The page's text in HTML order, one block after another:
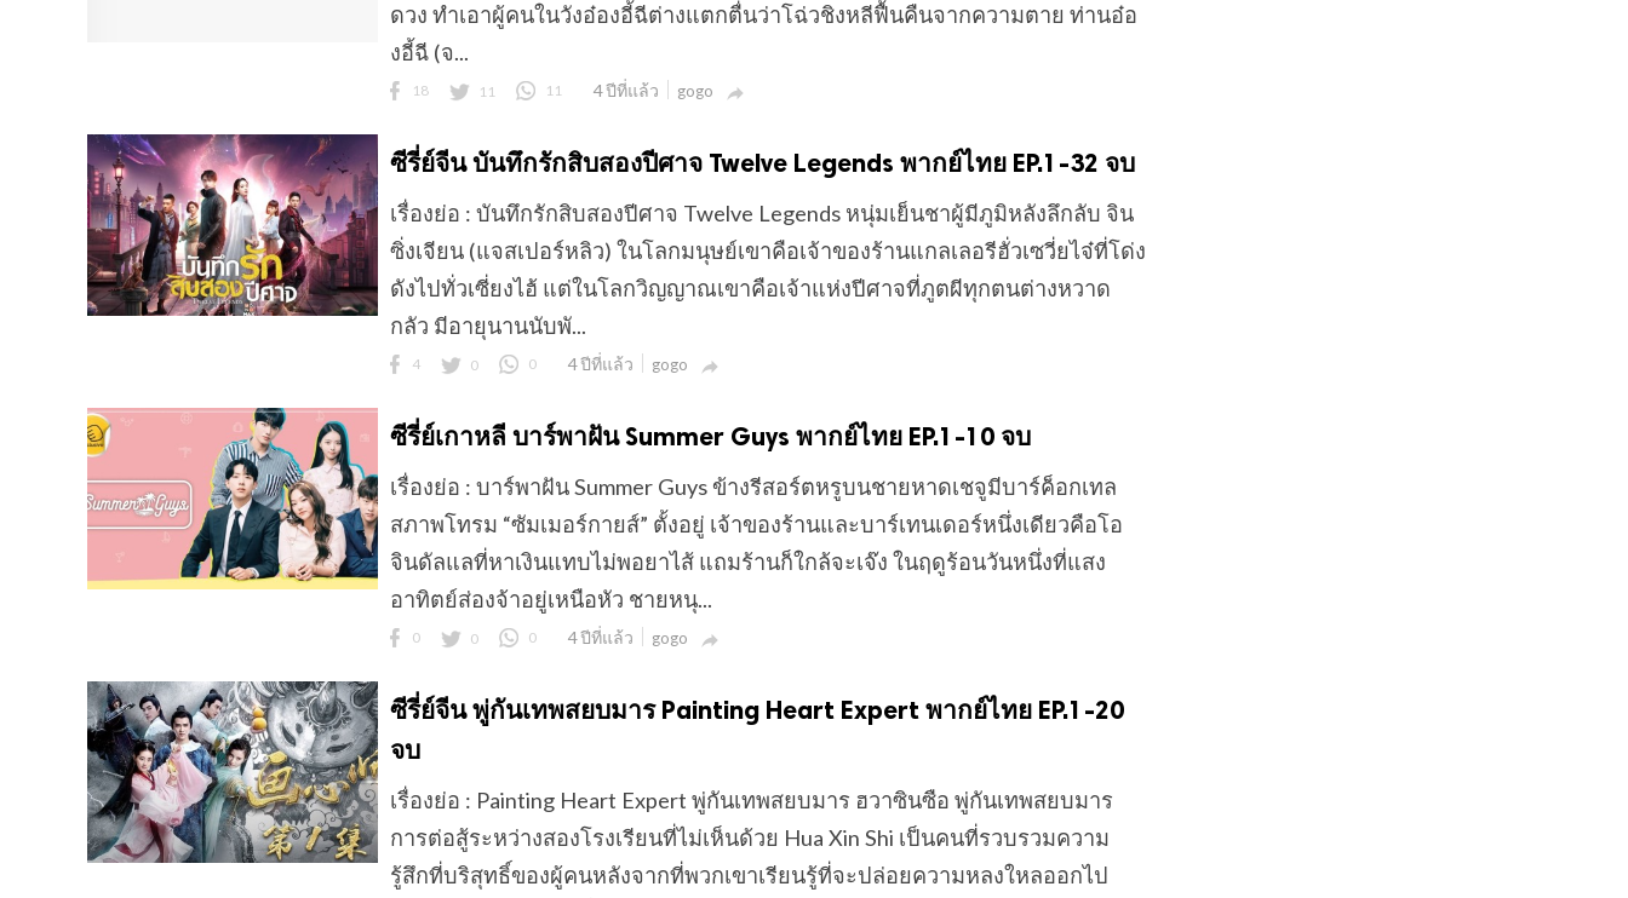
ดวง ทำเอาผู้คนในวังอ๋องอี้ฉีต่างแตกตื่นว่าโฉ่วชิงหลีฟื้นคืนจากความตาย ท่านอ๋อ
งอี้ฉี (จ...
18 11 11 4 ปีที่แล้ว gogo 
ซีรี่ย์จีน บันทึกรักสิบสองปีศาจ Twelve Legends พากย์ไทย EP.1-32 จบ
เรื่องย่อ : บันทึกรักสิบสองปีศาจ Twelve Legends หนุ่มเย็นชาผู้มีภูมิหลังลึกลับ จิน
ซิ่งเจียน (แจสเปอร์หลิว) ในโลกมนุษย์เขาคือเจ้าของร้านแกลเลอรีฮั่วเซวี่ยไจ๋ที่โด่ง
ดังไปทั่วเซี่ยงไฮ้ แต่ในโลกวิญญาณเขาคือเจ้าแห่งปีศาจที่ภูตผีทุกตนต่างหวาด
กลัว มีอายุนานนับพั...
4 0 0 4 ปีที่แล้ว gogo 
ซีรี่ย์เกาหลี บาร์พาฝัน Summer Guys พากย์ไทย EP.1-10 จบ
เรื่องย่อ : บาร์พาฝัน Summer Guys ข้างรีสอร์ตหรูบนชายหาดเชจูมีบาร์ค็อกเทล
สภาพโทรม “ซัมเมอร์กายส์” ตั้งอยู่ เจ้าของร้านและบาร์เทนเดอร์หนึ่งเดียวคือโอ
จินดัลแลที่หาเงินแทบไม่พอยาไส้ แถมร้านก็ใกล้จะเจ๊ง ในฤดูร้อนวันหนึ่งที่แสง
อาทิตย์ส่องจ้าอยู่เหนือหัว ชายหนุ...
0 0 0 4 ปีที่แล้ว gogo 
ซีรี่ย์จีน พู่กันเทพสยบมาร Painting Heart Expert พากย์ไทย EP.1-20
จบ
เรื่องย่อ : Painting Heart Expert พู่กันเทพสยบมาร ฮวาซินซือ พู่กันเทพสยบมาร
การต่อสู้ระหว่างสองโรงเรียนที่ไม่เห็นด้วย Hua Xin Shi เป็นคนที่รวบรวมความ
รู้สึกที่บริสุทธิ์ของผู้คนหลังจากที่พวกเขาเรียนรู้ที่จะปล่อยความหลงใหลออกไป